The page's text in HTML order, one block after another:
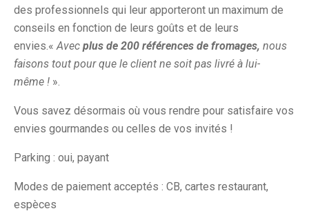
des professionnels qui leur apporteront un maximum de
conseils en fonction de leurs goûts et de leurs
envies.« Avec plus de 200 références de fromages, nous
faisons tout pour que le client ne soit pas livré à lui-
même ! ».
Vous savez désormais où vous rendre pour satisfaire vos
envies gourmandes ou celles de vos invités !
Parking : oui, payant
Modes de paiement acceptés : CB, cartes restaurant,
espèces